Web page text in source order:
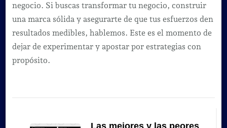
negocio. Si buscas transformar tu negocio, construir
una marca sólida y asegurarte de que tus esfuerzos den
resultados medibles, hablemos. Este es el momento de
dejar de experimentar y apostar por estrategias con
propósito.
Las mejores y las peores